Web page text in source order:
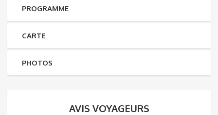
PROGRAMME
CARTE
PHOTOS
AVIS VOYAGEURS